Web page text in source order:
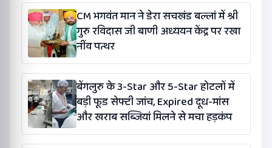
CM भगवंत मान ने डेरा सचखंड बल्लां में श्री
गुरु रविदास जी बाणी अध्ययन केंद्र पर रखा
नींव पत्थर
बेंगलुरु के 3-Star और 5-Star होटलों में
बड़ी फूड सेफ्टी जांच, Expired दूध-मांस
और खराब सब्जियां मिलने से मचा हड़कंप